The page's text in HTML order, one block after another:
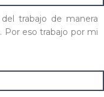
trabajo de manera
Por eso trabajo por mi